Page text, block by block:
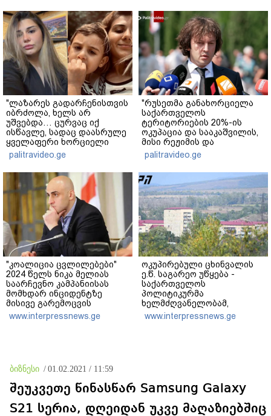
"ლაზარეს გადარჩენისთვის
იბრძოლა, ხელს არ
უშვებდა… ცურვაც იქ
ისწავლე, სადაც დაასრულე
ყველაფერი ხორციელი
ცხოვრებიდან" – რას წერს
ხობში დაღუპული დედა-
შვილის ახლობელი?
palitravideo.ge
"რუსეთმა განახორციელა
საქართველოს
ტერიტორიების 20%-ის
ოკუპაცია და სააკაშვილის,
მისი რეჟიმის და
"ნაცმოძრაობის" ღალატი
ვერანაირად ვერ
გადაფარავს ამ
დანაშაულს" - ირაკლი
კობახიძე
palitravideo.ge
"კოალიცია ცვლილებები"
2024 წელს ნიკა მელიას
საარჩევნო კამპანიისას
მომხდარ ინციდენტზე
მისივე გარემოცვის
წევრების - ცოტნე
მირცხულავასა და გაბრიელ
www.interpressnews.ge
ოკუპირებული ცხინვალის
ე.წ. საგარეო უწყება -
საქართველოს
პოლიტიკურმა
ხელმძღვანელობამ,
ირაკლი კობახიძის სახით,
ოფიციალურად აღიარა
www.interpressnews.ge
ბიზნესი / 01.02.2021 / 11:59
შეუკვეთე წინასწარ Samsung Galaxy
S21 სერია, დღეიდან უკვე მაღაზიებშიც